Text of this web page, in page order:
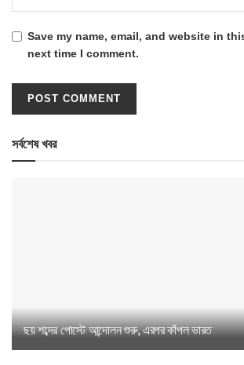
Save my name, email, and website in
next time I comment.
সর্বশেষ খবর
ছয় শব্দের পোস্টে আন্দোলন শুরু, এরপর কাঁপল ভারত